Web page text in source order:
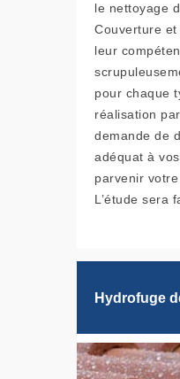
le nettoyage
Couverture
leur
pour chaque
réalisation
demande de
adéquat à
parvenir
L’étude sera
Hydrofuge